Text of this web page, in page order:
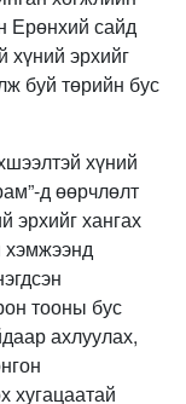
Ерөнхий сайд
хүний эрхийг
буй төрийн бус
хүний
д өөрчлөлт
эрхийг хангах
хэмжээнд
тооны бус
ахлуулах,
хугацаатай